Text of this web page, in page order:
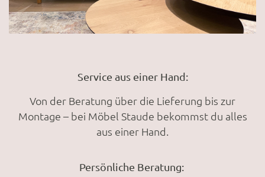
Service aus einer Hand:
Von der Beratung über die Lieferung bis zur
Montage – bei Möbel Staude bekommst du alles
aus einer Hand.
Persönliche Beratung: